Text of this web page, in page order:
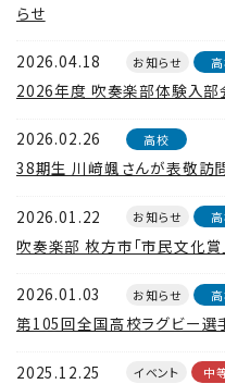
Education
Exam
team Gyosei
らせ
2026.04.18 お知らせ
2026年度 吹奏楽部体験入部
2026.02.26 高校
38期生 川﨑颯さんが表敬訪
2026.01.22 お知らせ
吹奏楽部 枚方市「市民文化賞
2026.01.03 お知らせ
第105回全国高校ラグビー
2025.12.25 イベント 中